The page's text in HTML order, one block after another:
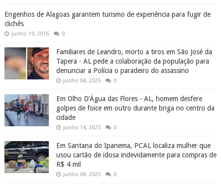
Engenhos de Alagoas garantem turismo de experiência para fugir de
clichês
junho 19, 2016 0
Familiares de Leandro, morto a tiros em São José da
Tapera - AL pede a colaboração da população para
denunciar a Polícia o paradeiro do assassino
junho 04, 2025 0
Em Olho D’Água das Flores - AL, homem desfere
golpes de foice em outro durante briga no centro da
cidade
junho 14, 2025 0
Em Santana do Ipanema, PCAL localiza mulher que
usou cartão de idosa indevidamente para compras de
R$ 4 mil
junho 04, 2025 0